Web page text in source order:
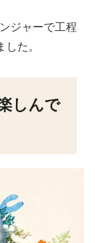
ジャーで工程
た。
しんで